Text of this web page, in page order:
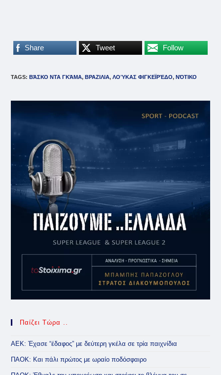
Share Tweet Follow
TAGS:ΒΆΣΚΟ ΝΤΑ ΓΚΆΜΑ, ΒΡΑΖΙΛΙΑ, ΛΟΎΚΑΣ ΦΙΓΚΕΪΡΈΔΟ, ΝΌΤΙΚΟ
Παίζει Τώρα ..
ΑΕΚ: Έχασε “έδαφος” με δεύτερη γκέλα σε τρία παιχνίδια
ΠΑΟΚ: Και πάλι πρώτος με ωραίο ποδόσφαιρο